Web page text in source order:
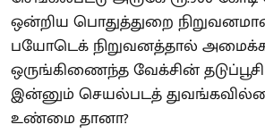
ஒன்றிய பொதுத்துறை
பயோடெக் நிறுவனத்தால்
ஒருங்கிணைந்த வேக்சின்
இன்னும் செயல்படத்
உண்மை தானா?